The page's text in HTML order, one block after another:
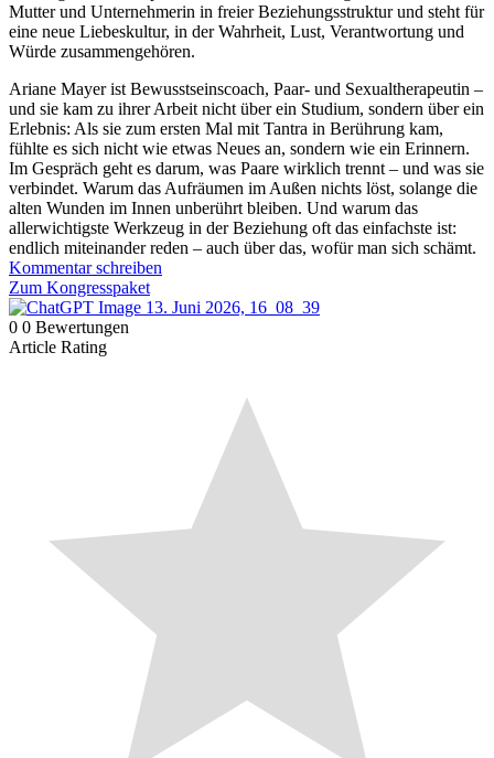
Mutter und Unternehmerin in freier Beziehungsstruktur und steht für
eine neue Liebeskultur, in der Wahrheit, Lust, Verantwortung und
Würde zusammengehören.
Ariane Mayer ist Bewusstseinscoach, Paar- und Sexualtherapeutin –
und sie kam zu ihrer Arbeit nicht über ein Studium, sondern über ein
Erlebnis: Als sie zum ersten Mal mit Tantra in Berührung kam,
fühlte es sich nicht wie etwas Neues an, sondern wie ein Erinnern.
Im Gespräch geht es darum, was Paare wirklich trennt – und was sie
verbindet. Warum das Aufräumen im Außen nichts löst, solange die
alten Wunden im Innen unberührt bleiben. Und warum das
allerwichtigste Werkzeug in der Beziehung oft das einfachste ist:
endlich miteinander reden – auch über das, wofür man sich schämt.
Kommentar schreiben
Zum Kongresspaket
0 0 Bewertungen
Article Rating